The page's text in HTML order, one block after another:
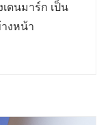
ดนมาร์ก เป็น
งหน้า